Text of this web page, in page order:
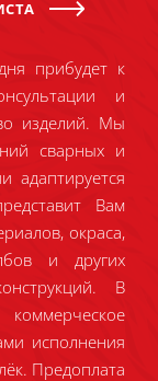
прибудет к
и
изделий. Мы
сварных и
адаптируется
Вам
окраса,
и других
В
исполнения
Предоплата